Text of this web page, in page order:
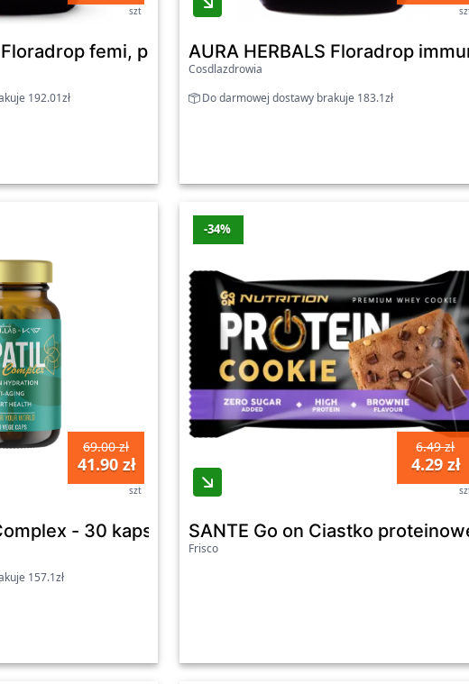
szt
Floradrop femi, probiotyk dla kobiet, kapsułki 20 szt.
192.01zł
AURA HERBALS Floradrop
Cosdlazdrowia
Do darmowej dostawy brakuje 183.1zł
69.00 zł
41.90 zł
szt
- 30 kapsułek - Hiro.lab
157.1zł
-34%
6.49 zł
4.29 zł
SANTE Go on Ciastko
Frisco